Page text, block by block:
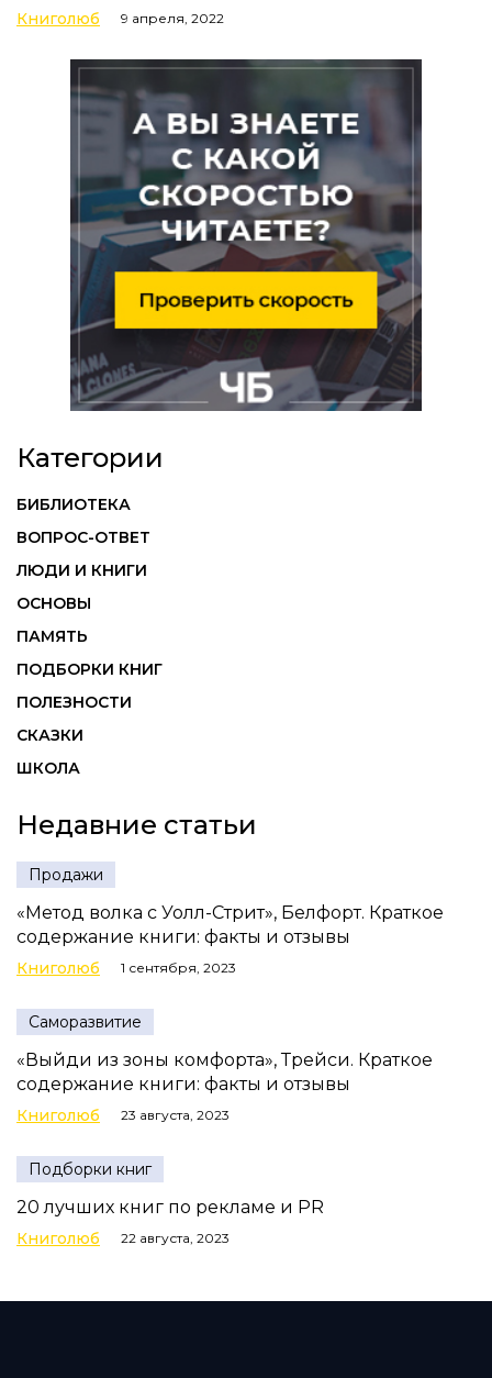
Книголюб 9 апреля, 2022
Категории
БИБЛИОТЕКА
ВОПРОС-ОТВЕТ
ЛЮДИ И КНИГИ
ОСНОВЫ
ПАМЯТЬ
ПОДБОРКИ КНИГ
ПОЛЕЗНОСТИ
СКАЗКИ
ШКОЛА
Недавние статьи
Продажи
«Метод волка с Уолл-Стрит», Белфорт. Краткое
содержание книги: факты и отзывы
Книголюб 1 сентября, 2023
Саморазвитие
«Выйди из зоны комфорта», Трейси. Краткое
содержание книги: факты и отзывы
Книголюб 23 августа, 2023
Подборки книг
20 лучших книг по рекламе и PR
Книголюб 22 августа, 2023